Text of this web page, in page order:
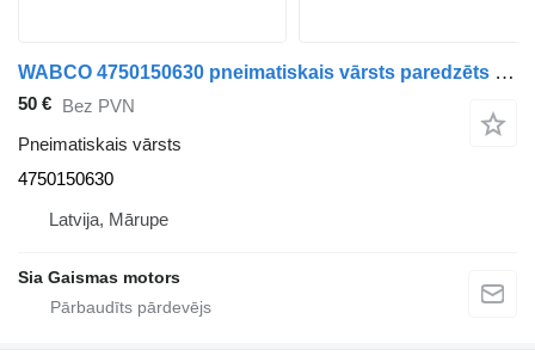
WABCO 4750150630 pneimatiskais vārsts paredzēts autobusa
50 € Bez PVN
Pneimatiskais vārsts
4750150630
Latvija, Mārupe
Sia Gaismas motors